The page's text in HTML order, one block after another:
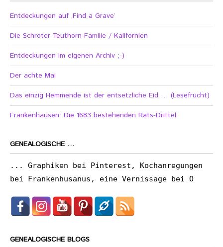
Entdeckungen auf ‚Find a Grave‘
Die Schroter-Teuthorn-Familie / Kalifornien
Entdeckungen im eigenen Archiv ;-)
Der achte Mai
Das einzig Hemmende ist der entsetzliche Eid … (Lesefrucht)
Frankenhausen: Die 1683 bestehenden Rats-Drittel
GENEALOGISCHE …
... Graphiken bei Pinterest, Kochanregungen
bei Frankenhusanus, eine Vernissage bei O
GENEALOGISCHE BLOGS